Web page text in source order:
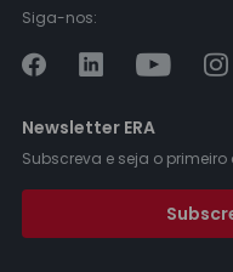
Siga-nos:
Newsletter ERA
Subscreva e seja o